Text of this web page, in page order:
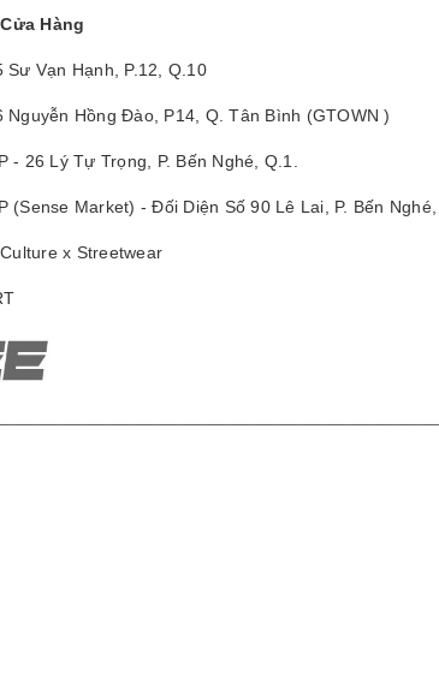
Hàng
Sư Vạn Hạnh, P.12, Q.10
Nguyễn Hồng Đào, P14, Q. Tân Bình (GTOWN )
- 26 Lý Tự Trọng, P. Bến Nghé, Q.1.
(Sense Market) - Đối Diện Số 90 Lê Lai, P. Bến Nghé,
x Streetwear